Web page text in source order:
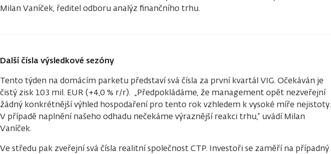
Milan Vaníček, ředitel odboru analýz finančního trhu.
Další čísla výsledkové sezóny
Tento týden na domácím parketu představí svá čísla za první kvartál VIG. Očekáván je
čistý zisk 103 mil. EUR (+4,0 % r/r). „Předpokládáme, že management opět nezveřejní
žádný konkrétnější výhled hospodaření pro tento rok vzhledem k vysoké míře nejistoty.
V případě naplnění našeho odhadu nečekáme výraznější reakci trhu,“ uvádí Milan
Vaníček.
Ve středu pak zveřejní svá čísla realitní společnost CTP. Investoři se zaměří na případný